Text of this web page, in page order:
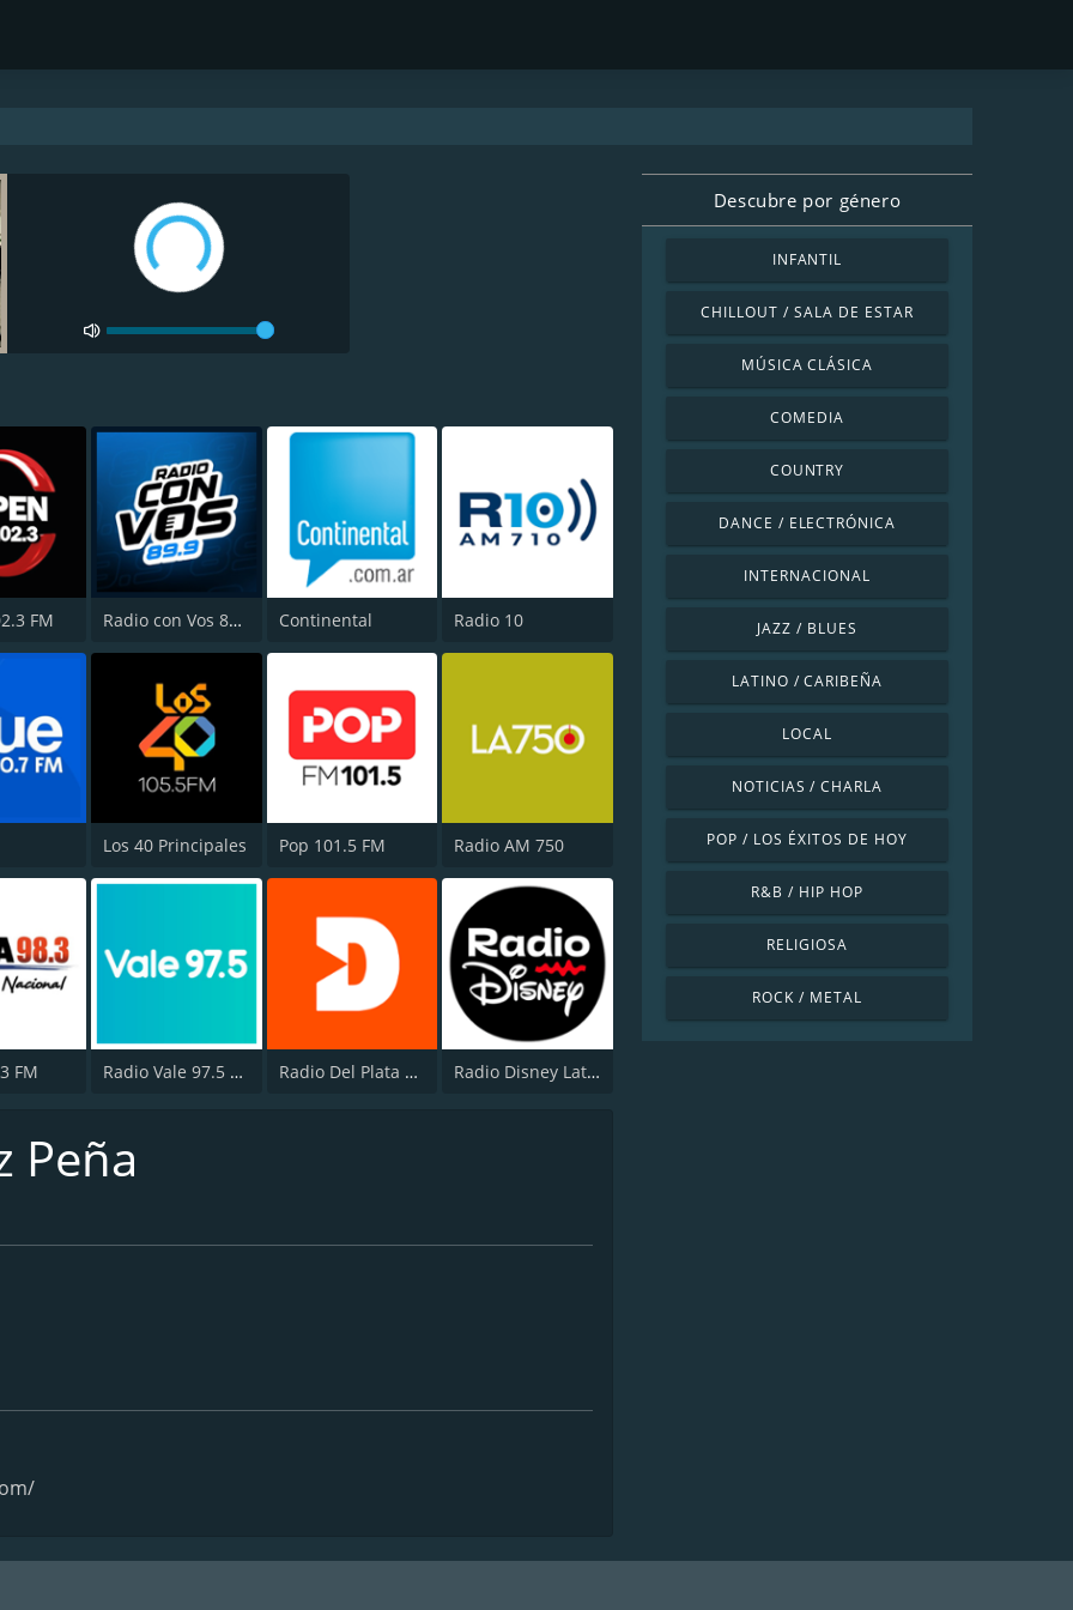
FM Radio con Vos 89.9 FM Continental Radio 10
Los 40 Principales Pop 101.5 FM Radio AM 750
FM Radio Vale 97.5 FM Radio Del Plata 1030 AM Radio Disney Latinoamérica
Peña
Descubre por género
INFANTIL
CHILLOUT / SALA DE ESTAR
MÚSICA CLÁSICA
COMEDIA
COUNTRY
DANCE / ELECTRÓNICA
INTERNACIONAL
JAZZ / BLUES
LATINO / CARIBEÑA
LOCAL
NOTICIAS / CHARLA
POP / LOS ÉXITOS DE HOY
R&B / HIP HOP
RELIGIOSA
ROCK / METAL